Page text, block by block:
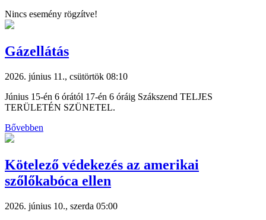
Nincs esemény rögzítve!
Gázellátás
2026. június 11., csütörtök 08:10
Június 15-én 6 órától 17-én 6 óráig Szákszend TELJES
TERÜLETÉN SZÜNETEL.
Bővebben
Kötelező védekezés az amerikai
szőlőkabóca ellen
2026. június 10., szerda 05:00